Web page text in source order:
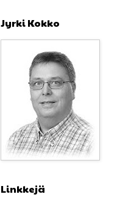
Jyrki Kokko
Linkkejä